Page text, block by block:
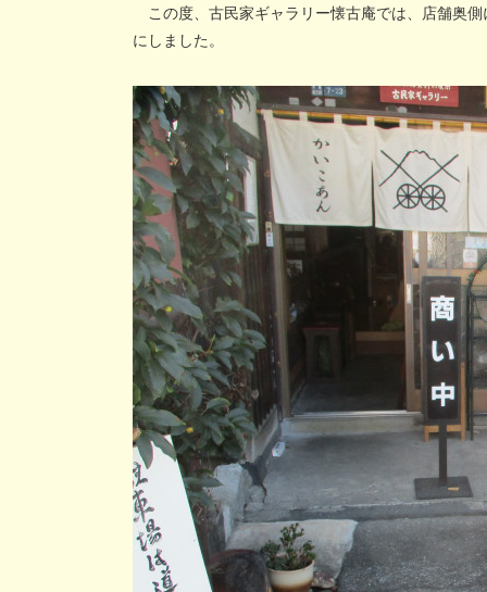
この度、古民家ギャラリー懐古庵では、店舗奥
にしました。